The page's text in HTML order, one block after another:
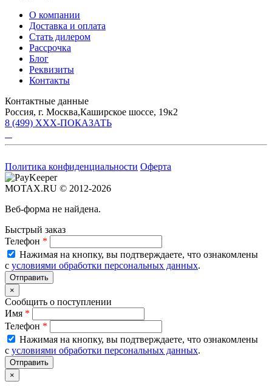
О компании
Доставка и оплата
Стать дилером
Рассрочка
Блог
Реквизиты
Контакты
Контактные данные
Россия, г. Москва,Каширское шоссе, 19к2
8 (499) XXX-ПОКАЗАТЬ
Политика конфиденциальности Оферта
MOTAX.RU © 2012-2026
Веб-форма не найдена.
Быстрый заказ
Телефон *
Нажимая на кнопку, вы подтверждаете, что ознакомлены
с условиями обработки персональных данных.
×
Сообщить о поступлении
Имя *
Телефон *
Нажимая на кнопку, вы подтверждаете, что ознакомлены
с условиями обработки персональных данных.
×